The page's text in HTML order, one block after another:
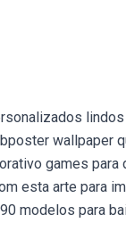
wallpaper
games
esta arte para
modelos para